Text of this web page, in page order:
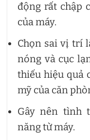
động rất chập
của máy.
Chọn sai vị trí
nóng và cục
thiếu hiệu quả
mỹ của căn
Gây nên tình
năng từ máy.